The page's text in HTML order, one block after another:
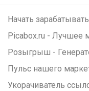
Начать
Picabox.ru - Лучшее
Розыгрыш -
Пульс нашего
Укорачиватель